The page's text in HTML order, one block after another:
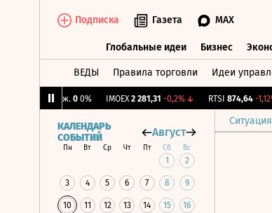
Подписка Газета MAX
Глобальные идеи Бизнес
ВЕДЫ Правила торговли Идеи
CNY Бирж. 0 0% IMOEX 2 281,31 -0,2%↓ RTSI 874,64 -1,12%
КАЛЕНДАРЬ
СОБЫТИЙ
Август
Пн Вт Ср Чт Пт Сб Вс
1 2
3 4 5 6 7 8 9
10 11 12 13 14 15 16